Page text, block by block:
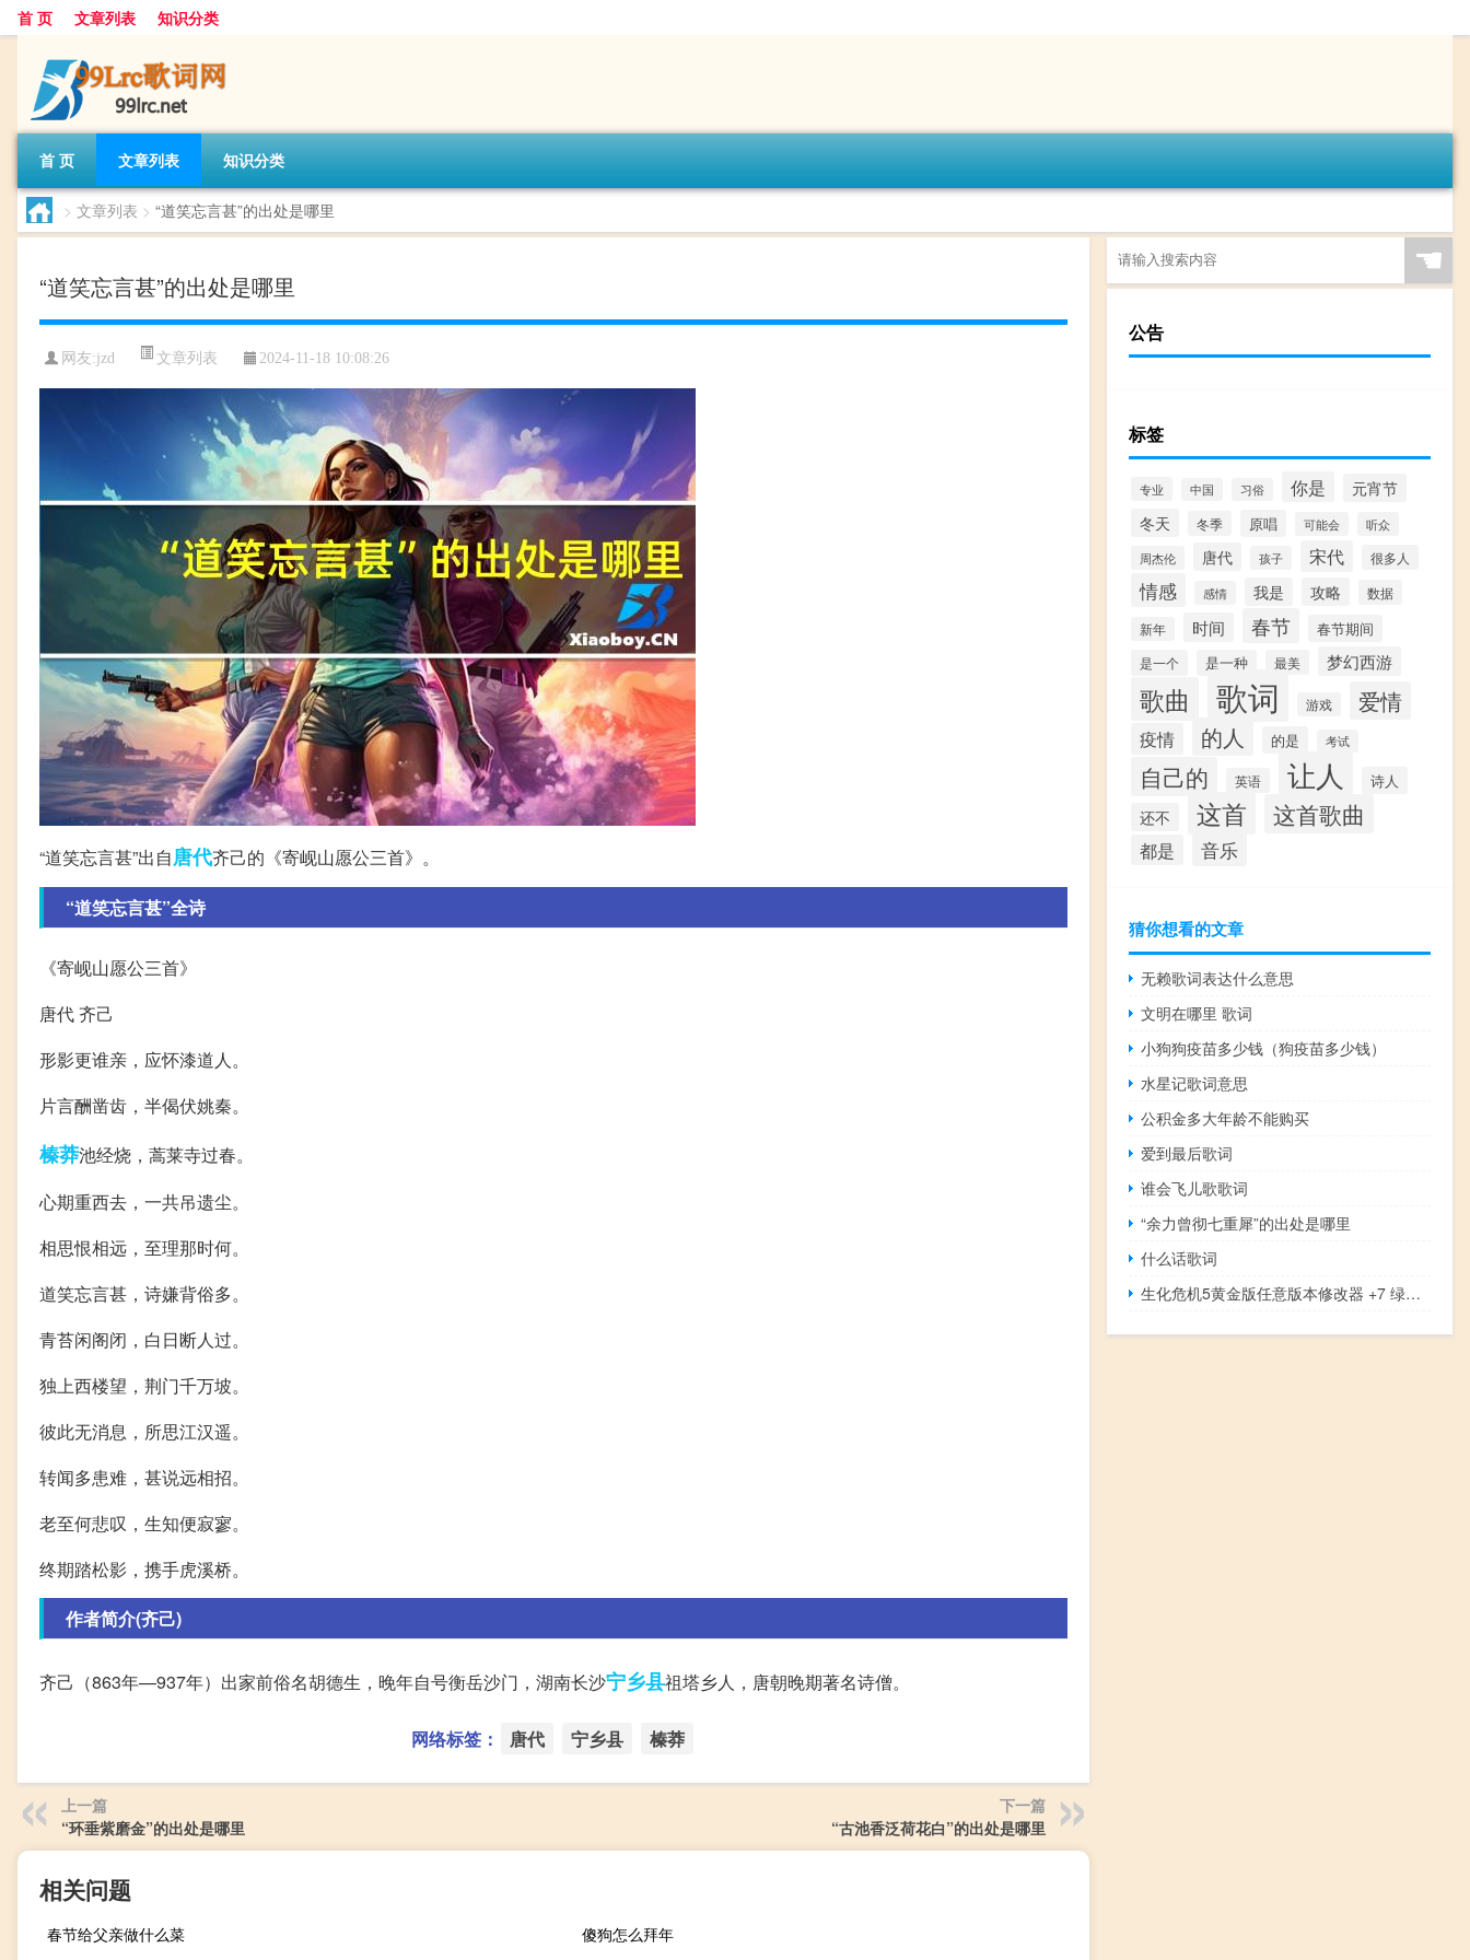
首 页 文章列表 知识分类
首 页 文章列表 知识分类
> 文章列表 > “道笑忘言甚”的出处是哪里
“道笑忘言甚”的出处是哪里
网友:jzd 文章列表 2024-11-18 10:08:26
“道笑忘言甚”出自唐代齐己的《寄岘山愿公三首》。
“道笑忘言甚”全诗
《寄岘山愿公三首》
唐代 齐己
形影更谁亲，应怀漆道人。
片言酬凿齿，半偈伏姚秦。
榛莽池经烧，蒿莱寺过春。
心期重西去，一共吊遗尘。
相思恨相远，至理那时何。
道笑忘言甚，诗嫌背俗多。
青苔闲阁闭，白日断人过。
独上西楼望，荆门千万坡。
彼此无消息，所思江汉遥。
转闻多患难，甚说远相招。
老至何悲叹，生知便寂寥。
终期踏松影，携手虎溪桥。
作者简介(齐己)
齐己（863年—937年）出家前俗名胡德生，晚年自号衡岳沙门，湖南长沙宁乡县祖塔乡人，唐朝晚期著名诗僧。
网络标签： 唐代 宁乡县 榛莽
上一篇
“环垂紫磨金”的出处是哪里
下一篇
“古池香泛荷花白”的出处是哪里
相关问题
春节给父亲做什么菜
傻狗怎么拜年
☚
公告
标签
专业 中国 习俗 你是
元宵节
冬天
冬季 原唱 可能会
听众
周杰伦
唐代 孩子 宋代 很多人
情感 感情 我是 攻略 数据
新年 时间 春节 春节期间
是一个 是一种 最美 梦幻西游
歌曲 歌词 游戏 爱情
疫情 的人 的是 考试
自己的 英语 让人 诗人
还不 这首 这首歌曲
都是 音乐
猜你想看的文章
无赖歌词表达什么意思
文明在哪里 歌词
小狗狗疫苗多少钱（狗疫苗多少钱）
水星记歌词意思
公积金多大年龄不能购买
爱到最后歌词
谁会飞儿歌歌词
“余力曾彻七重犀”的出处是哪里
什么话歌词
生化危机5黄金版任意版本修改器 +7 绿色免费版（生化危机5黄金版任意版本修改器 +7 绿色免费版功能简介）